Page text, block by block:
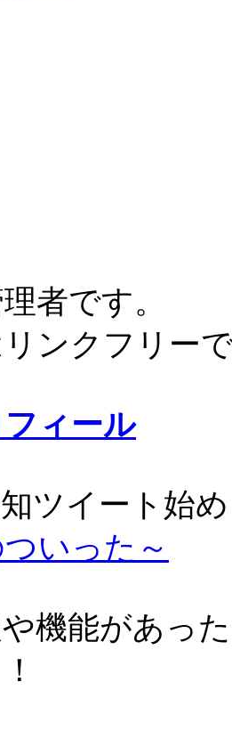
者です。
ンクフリー
ィール
ツイート始
いった～
機能があっ